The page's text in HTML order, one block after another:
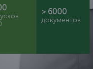
> 6000
документов